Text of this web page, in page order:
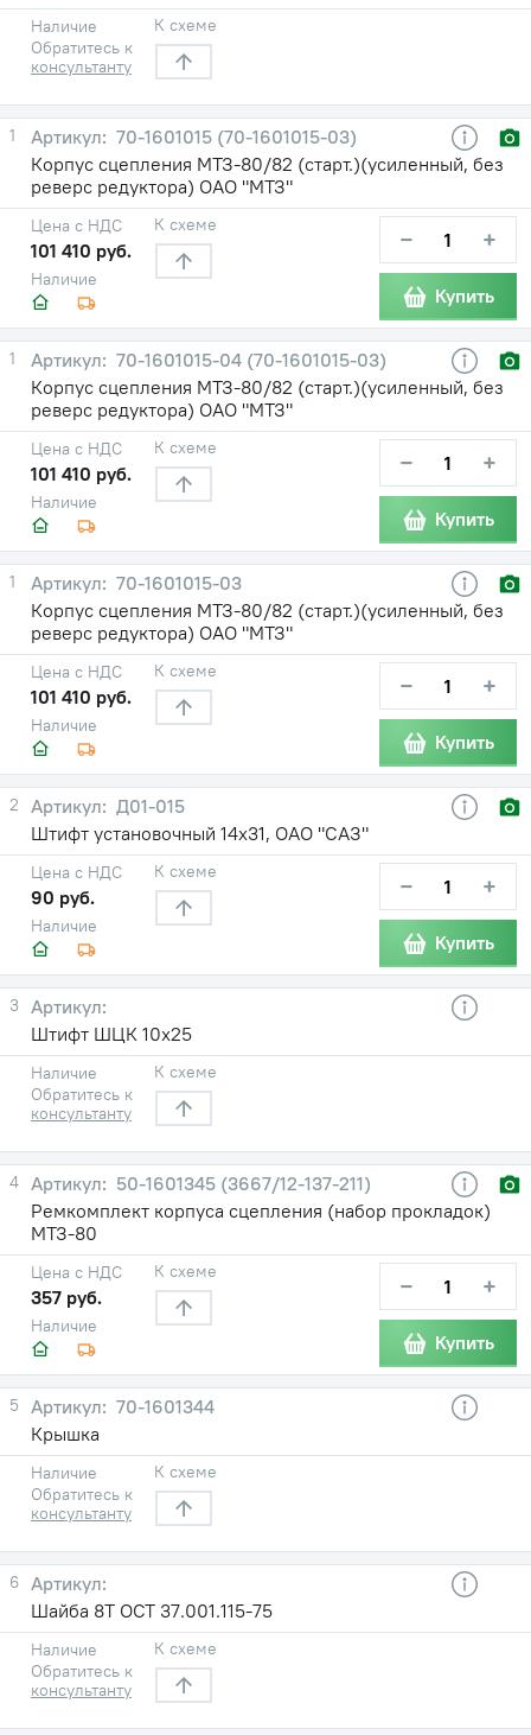
Наличие
Обратитесь к
консультанту
К схеме
1
70-1601015 (70-1601015-03)
Корпус сцепления МТЗ-80/82 (старт.)(усиленный, без
реверс редуктора) ОАО "МТЗ"
Наличие
Цена с НДС
101 410 руб.
К схеме − +
Купить
1
70-1601015-04 (70-1601015-03)
Корпус сцепления МТЗ-80/82 (старт.)(усиленный, без
реверс редуктора) ОАО "МТЗ"
Наличие
Цена с НДС
101 410 руб.
К схеме − +
Купить
1
70-1601015-03
Корпус сцепления МТЗ-80/82 (старт.)(усиленный, без
реверс редуктора) ОАО "МТЗ"
Наличие
Цена с НДС
101 410 руб.
К схеме − +
Купить
2
Д01-015
Штифт установочный 14х31, ОАО "САЗ"
Наличие
Цена с НДС
90 руб.
К схеме − +
Купить
3
Штифт ШЦК 10х25
Наличие
Обратитесь к
консультанту
К схеме
4
50-1601345 (3667/12-137-211)
Ремкомплект корпуса сцепления (набор прокладок)
МТЗ-80
Наличие
Цена с НДС
357 руб.
К схеме − +
Купить
5
70-1601344
Крышка
Наличие
Обратитесь к
консультанту
К схеме
6
Шайба 8Т ОСТ 37.001.115-75
Наличие
Обратитесь к
консультанту
К схеме